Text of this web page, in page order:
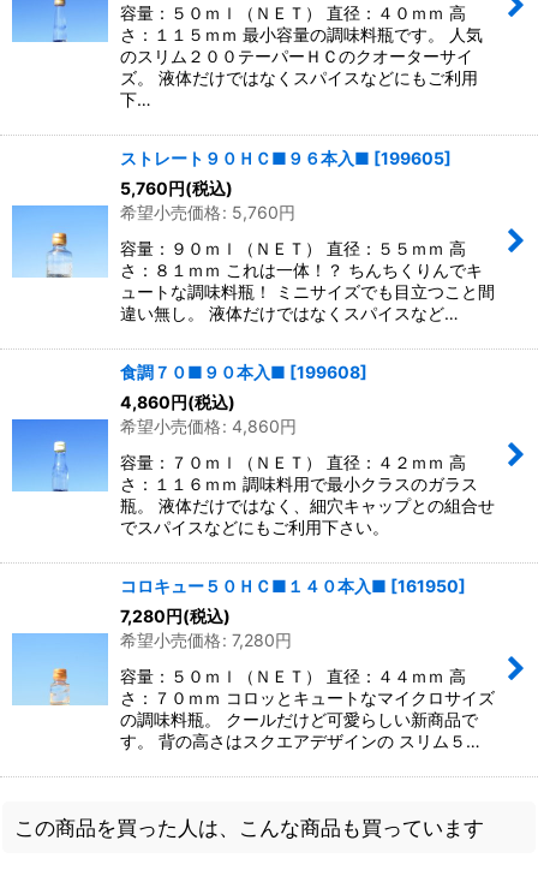
容量：５０ｍｌ（ＮＥＴ） 直径：４０ｍｍ 高
さ：１１５ｍｍ 最小容量の調味料瓶です。 人気
のスリム２００テーパーＨＣのクオーターサイ
ズ。 液体だけではなくスパイスなどにもご利用
下…
ストレート９０ＨＣ■９６本入■ [199605]
5,760円(税込)
希望小売価格: 5,760円
容量：９０ｍｌ（ＮＥＴ） 直径：５５ｍｍ 高
さ：８１ｍｍ これは一体！？ ちんちくりんでキ
ュートな調味料瓶！ ミニサイズでも目立つこと間
違い無し。 液体だけではなくスパイスなど…
食調７０■９０本入■ [199608]
4,860円(税込)
希望小売価格: 4,860円
容量：７０ｍｌ（ＮＥＴ） 直径：４２ｍｍ 高
さ：１１６ｍｍ 調味料用で最小クラスのガラス
瓶。 液体だけではなく、細穴キャップとの組合せ
でスパイスなどにもご利用下さい。
コロキュー５０ＨＣ■１４０本入■ [161950]
7,280円(税込)
希望小売価格: 7,280円
容量：５０ｍｌ（ＮＥＴ） 直径：４４ｍｍ 高
さ：７０ｍｍ コロッとキュートなマイクロサイズ
の調味料瓶。 クールだけど可愛らしい新商品で
す。 背の高さはスクエアデザインの スリム５…
この商品を買った人は、こんな商品も買っています